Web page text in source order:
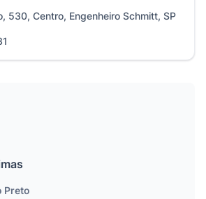
530, Centro, Engenheiro Schmitt, SP
Preto